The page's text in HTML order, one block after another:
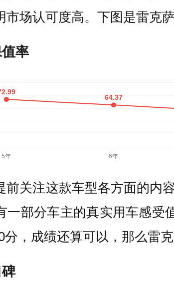
市场认可度高。下图是雷克
率
前关注这款车型各方面的内
一部分车主的真实用车感受
，成绩还算可以，那么雷